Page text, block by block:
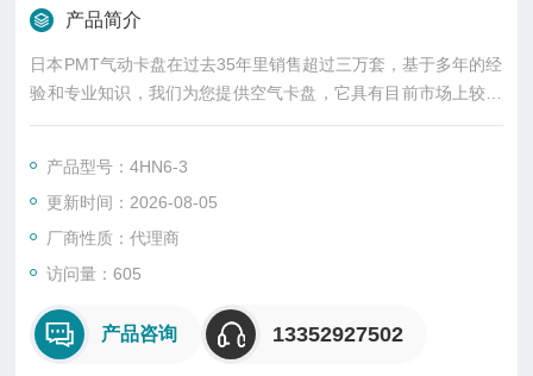
产品简介
日本PMT气动卡盘在过去35年里销售超过三万套，基于多年的经
验和专业知识，我们为您提供空气卡盘，它具有目前市场上较高
的精度和性能。现在，有一天，生产人员对更高精度和性能的需
各种应用的想法。
尺寸：1.5" - 10"
钳口数量：2, 3, 4
重复性：1.5 μm以内
产品型号：4HN6-3
更新时间：2026-08-05
厂商性质：代理商
访问量：605
产品咨询 13352927502